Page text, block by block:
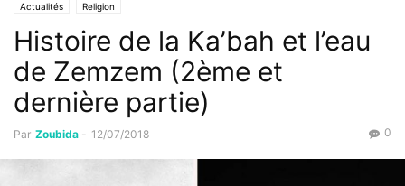
Actualités Religion
Histoire de la Ka’bah et l’eau
de Zemzem (2ème et
dernière partie)
Par Zoubida - 12/07/2018 0